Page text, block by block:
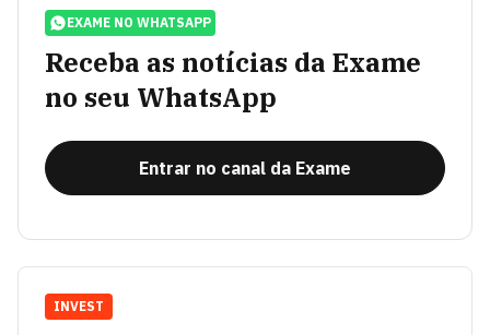
EXAME NO WHATSAPP
Receba as notícias da Exame
no seu WhatsApp
Entrar no canal da Exame
INVEST